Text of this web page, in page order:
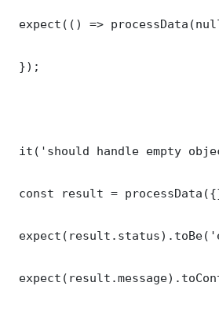
expect(() =>
});
it('should handle empty
const result =